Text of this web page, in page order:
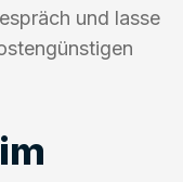
und lasse